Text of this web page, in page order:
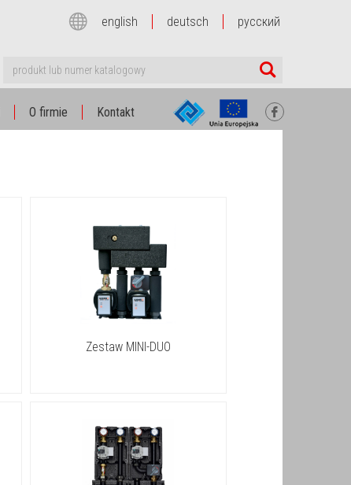
english deutsch русский
O firmie Kontakt
Zestaw MINI-DUO